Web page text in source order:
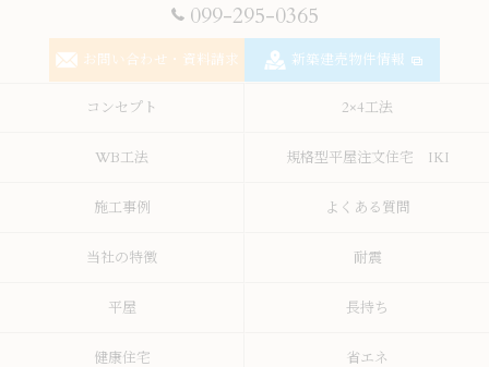
099-295-0365
お問い合わせ・資料請求 新築建売物件情報
コンセプト 2×4工法
WB工法 規格型平屋注文住宅 IKI
施工事例 よくある質問
当社の特徴 耐震
平屋 長持ち
健康住宅 省エネ